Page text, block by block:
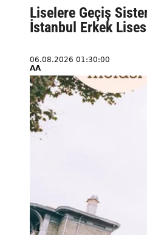
Liselere Geçiş
İstanbul Erkek
06.08.2026 01:30:00
AA